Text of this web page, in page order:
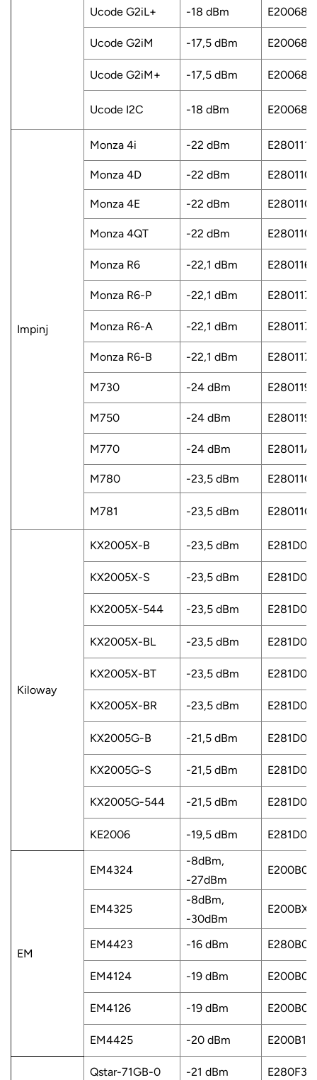
Ucode G2iL+ -18 dBm
Ucode G2iM -17,5 dBm
Ucode G2iM+ -17,5 dBm
Ucode I2C -18 dBm
Impinj
Monza 4i -22 dBm E2801114
Monza 4D -22 dBm
Monza 4E -22 dBm
Monza 4QT -22 dBm E2801105
Monza R6 -22,1 dBm E2801160
Monza R6-P -22,1 dBm E2801170
Monza R6-A -22,1 dBm E2801171
Monza R6-B -22,1 dBm E2801171
M730 -24 dBm E2801191
M750 -24 dBm E2801190
M770 -24 dBm
M780 -23,5 dBm
M781 -23,5 dBm E28011C1
Kiloway
KX2005X-B -23,5 dBm E281D011
KX2005X-S -23,5 dBm
KX2005X-544 -23,5 dBm
KX2005X-BL -23,5 dBm
KX2005X-BT -23,5 dBm
KX2005X-BR -23,5 dBm
KX2005G-B -21,5 dBm
KX2005G-S -21,5 dBm
KX2005G-544 -21,5 dBm
KE2006 -19,5 dBm
EM
EM4324
-8dBm,
-27dBm
EM4325
-8dBm,
-30dBm
EM4423 -16 dBm
EM4124 -19 dBm
EM4126 -19 dBm
EM4425 -20 dBm E200B112
Qstar-71GB-0 -21 dBm